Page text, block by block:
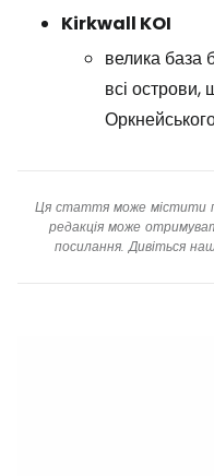
Kirkwall KOI
велика база
всі острови,
Ця стаття може містити
редакція може
посилання. Дивіться